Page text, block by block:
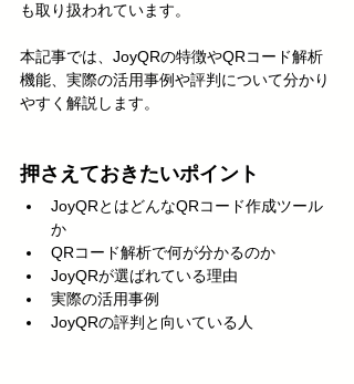
も取り扱われています。
本記事では、JoyQRの特徴やQRコード解析
機能、実際の活用事例や評判について分かり
やすく解説します。
押さえておきたいポイント
JoyQRとはどんなQRコード作成ツール
か
QRコード解析で何が分かるのか
JoyQRが選ばれている理由
実際の活用事例
JoyQRの評判と向いている人